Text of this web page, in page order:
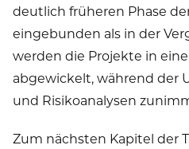
deutlich früheren Phase
eingebunden als in der
werden die Projekte in
abgewickelt, während der
und Risikoanalysen
Zum nächsten Kapitel der